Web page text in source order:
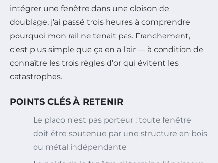
intégrer une fenêtre dans une cloison de
doublage, j'ai passé trois heures à comprendre
pourquoi mon rail ne tenait pas. Franchement,
c'est plus simple que ça en a l'air — à condition de
connaître les trois règles d'or qui évitent les
catastrophes.
POINTS CLÉS À RETENIR
Le placo n'est pas porteur : toute fenêtre
doit être soutenue par une structure en bois
ou métal indépendante